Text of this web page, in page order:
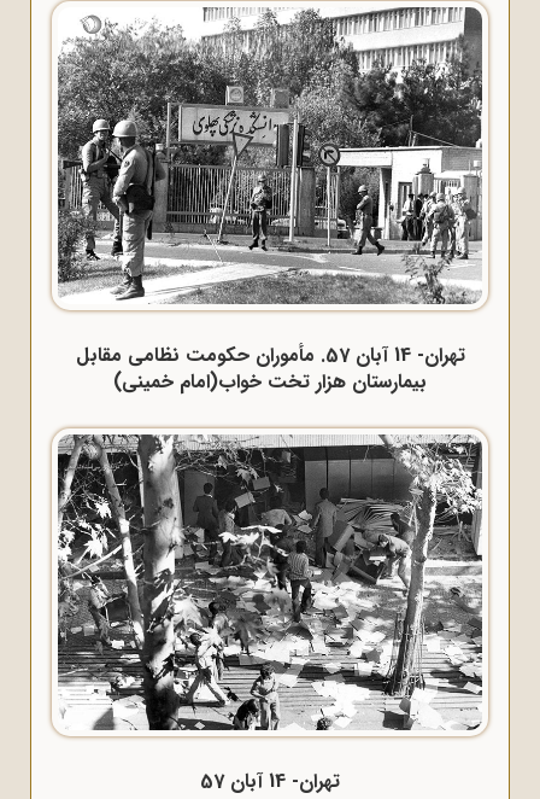
تهران- 14 آبان 57. مأموران حکومت نظامی مقابل
بیمارستان هزار تخت خواب(امام خمینی)
تهران- 14 آبان 57